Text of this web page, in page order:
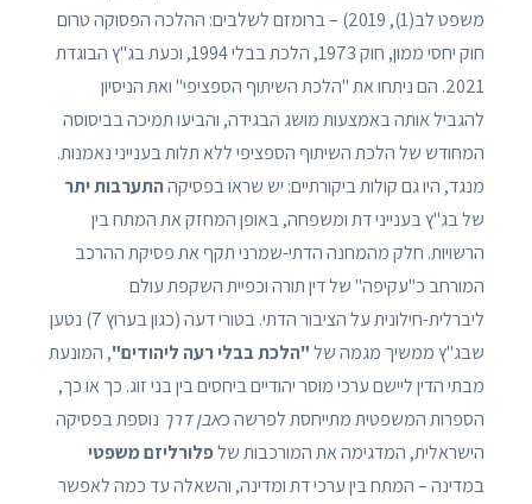
משפט לב(1), 2019) – ברומזם לשלבים: ההלכה הפסוקה טרום
חוק יחסי ממון, חוק 1973, הלכת בבלי 1994, וכעת בג"ץ הבוגדת
2021. הם ניתחו את "הלכת השיתוף הספציפי" ואת הניסיון
להגביל אותה באמצעות מושג הבגידה, והביעו תמיכה בביסוסה
המחודש של הלכת השיתוף הספציפי ללא תלות בענייני נאמנות.
מנגד, היו גם קולות ביקורתיים: יש שראו בפסיקההתערבות יתר
של בג"ץ בענייני דת ומשפחה, באופן המחזק את המתח בין
הרשויות. חלק מהמחנה הדתי-שמרני תקף את פסיקת ההרכב
המורחב כ"עקיפה" של דין תורה וכפיית השקפת עולם
ליברלית-חילונית על הציבור הדתי. בטורי דעה (כגון בערוץ 7) נטען
שבג"ץ ממשיך מגמה של"הלכת בבלי רעה ליהודים", המונעת
מבתי הדין ליישם ערכי מוסר יהודיים ביחסים בין בני זוג. כך או כך,
הספרות המשפטית מתייחסת לפרשה כאבן דרך נוספת בפסיקה
הישראלית, המדגימה את המורכבות שלפלורליזם משפטי
במדינה – המתח בין ערכי דת ומדינה, והשאלה עד כמה לאפשר